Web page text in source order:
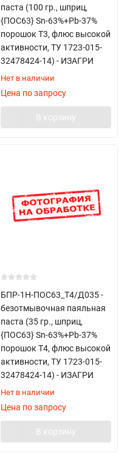
паста (100 гр., шприц,
{ПОС63} Sn-63%+Pb-37%
порошок Т3, флюс высокой
активности, ТУ 1723-015-
32478424-14) - ИЗАГРИ
Нет в наличии
Цена по запросу
В корзину
БПР-1Н-ПОС63_Т4/Д035 -
безотмывочная паяльная
паста (35 гр., шприц,
{ПОС63} Sn-63%+Pb-37%
порошок Т4, флюс высокой
активности, ТУ 1723-015-
32478424-14) - ИЗАГРИ
Нет в наличии
Цена по запросу
В корзину